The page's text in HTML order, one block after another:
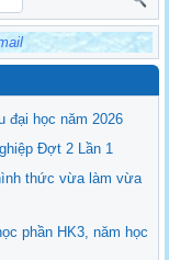
đại học năm 2026
Đợt 2 Lần 1
thức vừa làm vừa
phần HK3, năm học